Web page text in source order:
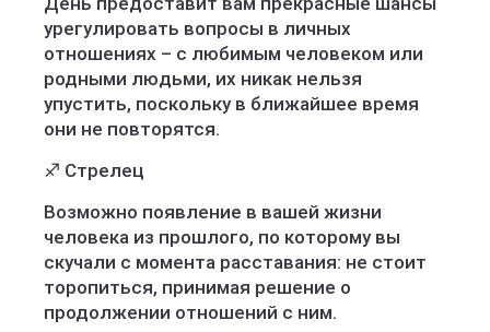
урегулировать вопросы в личных
отношениях – с любимым человеком или
родными людьми, их никак нельзя
упустить, поскольку в ближайшее время
они не повторятся.
♐️ Стрелец
Возможно появление в вашей жизни
человека из прошлого, по которому вы
скучали с момента расставания: не стоит
торопиться, принимая решение о
продолжении отношений с ним.